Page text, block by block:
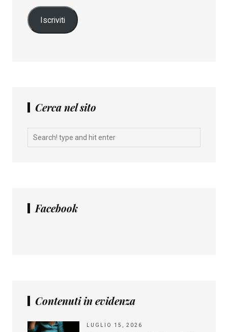
Iscriviti
Cerca nel sito
Facebook
Contenuti in evidenza
LUGLIO 15, 2026